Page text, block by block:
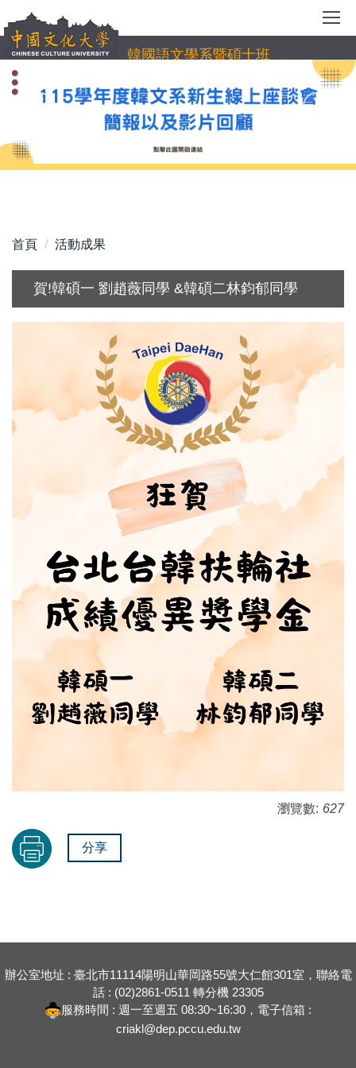
到
主
要
內
韓國語文學系暨碩士班
首頁 活動成果
賀!韓碩一 劉趙薇同學 &韓碩二林鈞郁同學
瀏覽數: 627
分享
辦公室地址 : 臺北市11114陽明山華岡路55號大仁館301室，聯絡電
話 : (02)2861-0511 轉分機 23305
服務時間 : 週一至週五 08:30~16:30，電子信箱 :
criakl@dep.pccu.edu.tw